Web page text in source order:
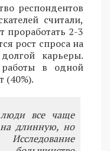
респондентов
считали,
проработать 2-3
рост спроса на
карьеры.
в одной
(40%).
все чаще
длинную, но